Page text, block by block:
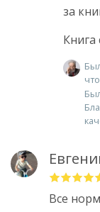
за
Книга
Все